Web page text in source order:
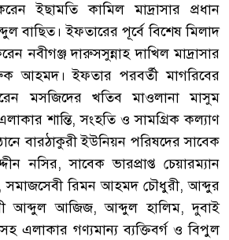
ইছামতি কামিল মাদ্রাসার প্রধান
বাছিত। ইফতারের পূর্বে বিশেষ মিলাদ
নবীগঞ্জ দারুসসুন্নাহ দাখিল মাদ্রাসার
আহমদ। ইফতার পরবর্তী মাগরিবের
মসজিদের খতিব মাওলানা মাসুম
শান্তি, সংহতি ও সামগ্রিক কল্যাণ
বারঠাকুরী ইউনিয়ন পরিষদের সাবেক
নসির, সাবেক ভারপ্রাপ্ত চেয়ারম্যান
সমাজসেবী রিমন আহমদ চৌধুরী, আব্দুর
আব্দুল আজিজ, আব্দুল হালিম, দুবাই
এলাকার গণ্যমান্য ব্যক্তিবর্গ ও বিপুল